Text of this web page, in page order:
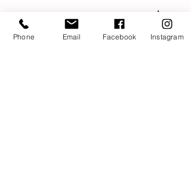
Anne
Phone Email Facebook Instagram